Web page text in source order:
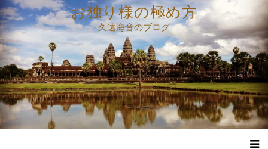
コ
ン
テ
ン
ツ
へ
ス
キ
ッ
お独り様の極め方
久遠海音のブログ